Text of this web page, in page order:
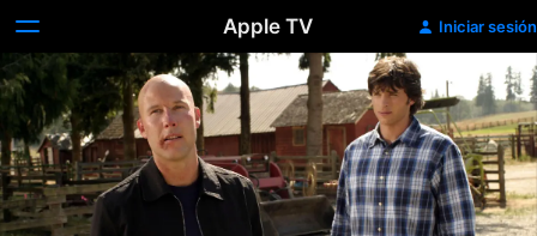
Apple TV Iniciar sesión